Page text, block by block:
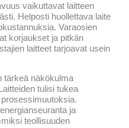
vaikuttavat laitteen
Helposti huollettava laite
Varaosien
korjaukset ja pitkän
laitteet tarjoavat usein
tärkeä näkökulma
tulisi tukea
ja
teollisuuden